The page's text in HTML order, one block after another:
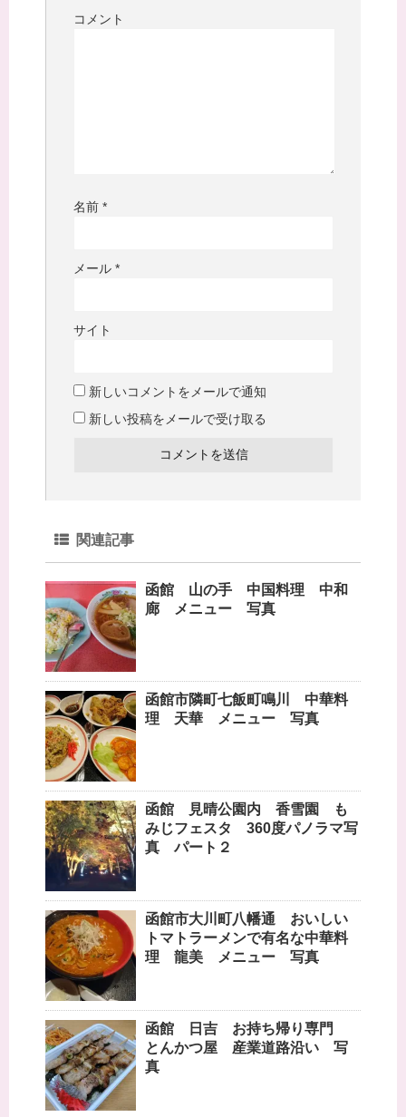
コメント
名前 *
メール *
サイト
新しいコメントをメールで通知
新しい投稿をメールで受け取る
関連記事
函館 山の手 中国料理 中和
廊 メニュー 写真
函館市隣町七飯町鳴川 中華料
理 天華 メニュー 写真
函館 見晴公園内 香雪園 も
みじフェスタ 360度パノラマ写
真 パート２
函館市大川町八幡通 おいしい
トマトラーメンで有名な中華料
理 龍美 メニュー 写真
函館 日吉 お持ち帰り専門
とんかつ屋 産業道路沿い 写
真